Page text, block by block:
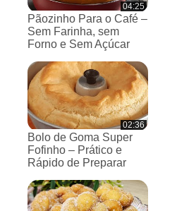
04:25
Pãozinho Para o Café –
Sem Farinha, sem
Forno e Sem Açúcar
02:36
Bolo de Goma Super
Fofinho – Prático e
Rápido de Preparar